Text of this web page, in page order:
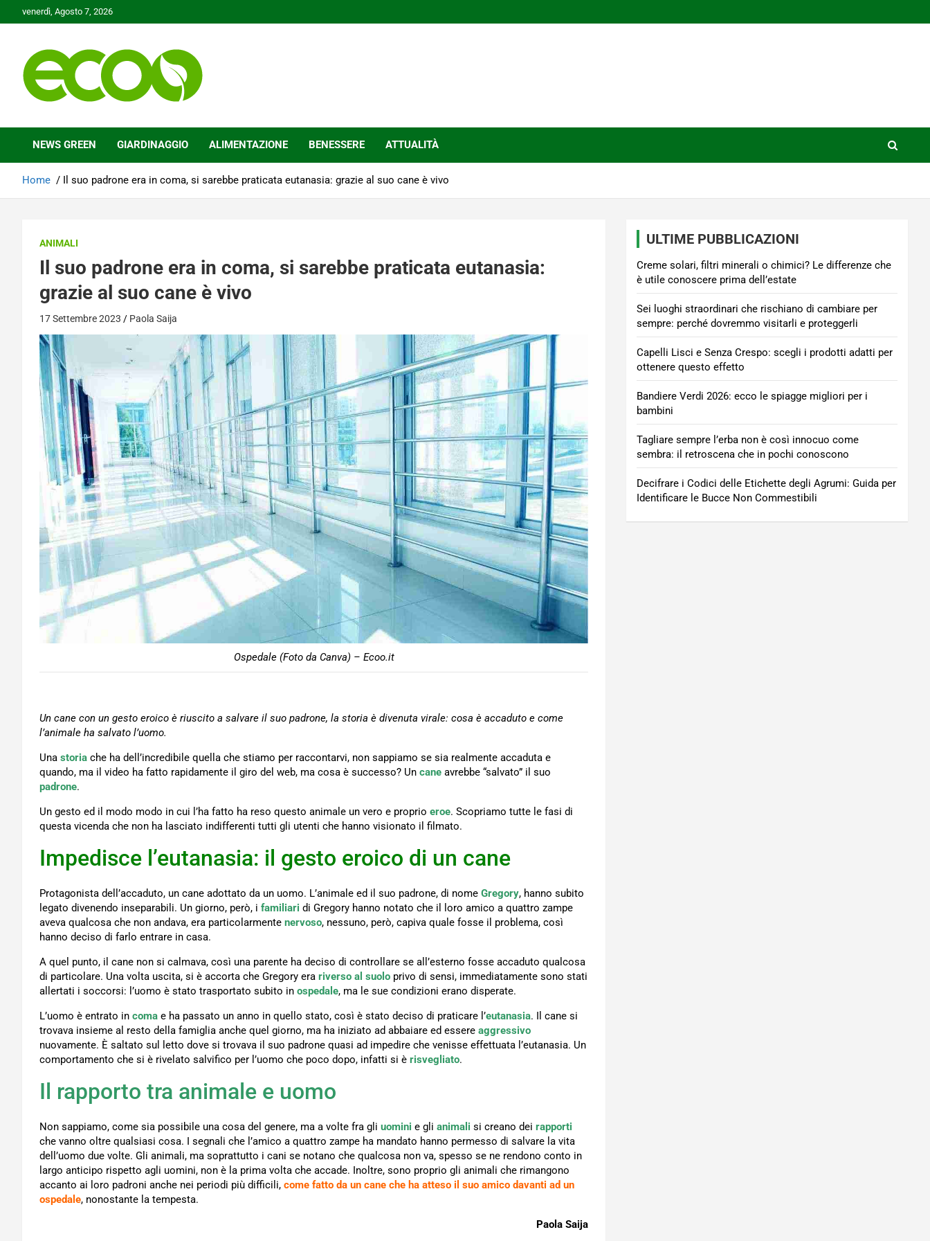
to
venerdì, Agosto 7, 2026
Ecoo.it
NEWS GREEN GIARDINAGGIO ALIMENTAZIONE BENESSERE ATTUALITÀ
Home Il suo padrone era in coma, si sarebbe praticata eutanasia: grazie al suo cane è vivo
ANIMALI
Il suo padrone era in coma, si sarebbe praticata eutanasia:
grazie al suo cane è vivo
17 Settembre 2023 Paola Saija
Ospedale (Foto da Canva) – Ecoo.it
Un cane con un gesto eroico è riuscito a salvare il suo padrone, la storia è divenuta virale: cosa è accaduto e come
l’animale ha salvato l’uomo.
Una storia che ha dell’incredibile quella che stiamo per raccontarvi, non sappiamo se sia realmente accaduta e
quando, ma il video ha fatto rapidamente il giro del web, ma cosa è successo? Un cane avrebbe “salvato” il suo
padrone.
Un gesto ed il modo modo in cui l’ha fatto ha reso questo animale un vero e proprio eroe. Scopriamo tutte le fasi di
questa vicenda che non ha lasciato indifferenti tutti gli utenti che hanno visionato il filmato.
Impedisce l’eutanasia: il gesto eroico di un cane
Protagonista dell’accaduto, un cane adottato da un uomo. L’animale ed il suo padrone, di nome Gregory, hanno subito
legato divenendo inseparabili. Un giorno, però, i familiari di Gregory hanno notato che il loro amico a quattro zampe
aveva qualcosa che non andava, era particolarmente nervoso, nessuno, però, capiva quale fosse il problema, così
hanno deciso di farlo entrare in casa.
A quel punto, il cane non si calmava, così una parente ha deciso di controllare se all’esterno fosse accaduto qualcosa
di particolare. Una volta uscita, si è accorta che Gregory era riverso al suolo privo di sensi, immediatamente sono stati
allertati i soccorsi: l’uomo è stato trasportato subito in ospedale, ma le sue condizioni erano disperate.
L’uomo è entrato in coma e ha passato un anno in quello stato, così è stato deciso di praticare l’eutanasia. Il cane si
trovava insieme al resto della famiglia anche quel giorno, ma ha iniziato ad abbaiare ed essere aggressivo
nuovamente. È saltato sul letto dove si trovava il suo padrone quasi ad impedire che venisse effettuata l’eutanasia. Un
comportamento che si è rivelato salvifico per l’uomo che poco dopo, infatti si è risvegliato.
Il rapporto tra animale e uomo
Non sappiamo, come sia possibile una cosa del genere, ma a volte fra gli uomini e gli animali si creano dei rapporti
che vanno oltre qualsiasi cosa. I segnali che l’amico a quattro zampe ha mandato hanno permesso di salvare la vita
dell’uomo due volte. Gli animali, ma soprattutto i cani se notano che qualcosa non va, spesso se ne rendono conto in
largo anticipo rispetto agli uomini, non è la prima volta che accade. Inoltre, sono proprio gli animali che rimangono
accanto ai loro padroni anche nei periodi più difficili, come fatto da un cane che ha atteso il suo amico davanti ad un
ospedale, nonostante la tempesta.
Paola Saija
ULTIME PUBBLICAZIONI
Creme solari, filtri minerali o chimici? Le differenze che
è utile conoscere prima dell’estate
Sei luoghi straordinari che rischiano di cambiare per
sempre: perché dovremmo visitarli e proteggerli
Capelli Lisci e Senza Crespo: scegli i prodotti adatti per
ottenere questo effetto
Bandiere Verdi 2026: ecco le spiagge migliori per i
bambini
Tagliare sempre l’erba non è così innocuo come
sembra: il retroscena che in pochi conoscono
Decifrare i Codici delle Etichette degli Agrumi: Guida per
Identificare le Bucce Non Commestibili